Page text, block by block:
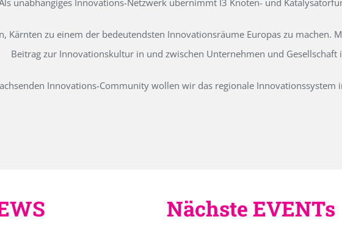
unabhängiges Innovations-Netzwerk übernimmt I3 Knoten- und
Kärnten zu einem der bedeutendsten Innovationsräume Europas zu
Beitrag zur Innovationskultur in und zwischen Unternehmen und Gesellschaft
Innovations-Community wollen wir das regionale
Nächste EVENTs